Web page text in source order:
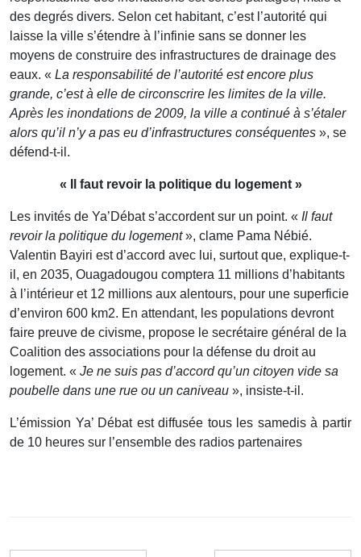
des degrés divers. Selon cet habitant, c’est l’autorité qui
laisse la ville s’étendre à l’infinie sans se donner les
moyens de construire des infrastructures de drainage des
eaux. « La responsabilité de l’autorité est encore plus
grande, c’est à elle de circonscrire les limites de la ville.
Après les inondations de 2009, la ville a continué à s’étaler
alors qu’il n’y a pas eu d’infrastructures conséquentes », se
défend-t-il.
« Il faut revoir la politique du logement »
Les invités de Ya’Débat s’accordent sur un point. « Il faut
revoir la politique du logement», clame Pama Nébié.
Valentin Bayiri est d’accord avec lui, surtout que, explique-t-
il, en 2035, Ouagadougou comptera 11 millions d’habitants
à l’intérieur et 12 millions aux alentours, pour une superficie
d’environ 600 km2. En attendant, les populations devront
faire preuve de civisme, propose le secrétaire général de la
Coalition des associations pour la défense du droit au
logement. « Je ne suis pas d’accord qu’un citoyen vide sa
poubelle dans une rue ou un caniveau », insiste-t-il.
L’émission Ya’ Débat est diffusée tous les samedis à partir
de 10 heures sur l’ensemble des radios partenaires